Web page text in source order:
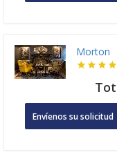
Morton
Envíenos su solicitud